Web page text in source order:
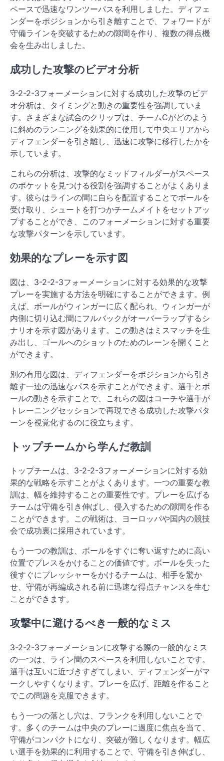
ペースで迅速なワンツーパスを利用しました。ディフェ
ンダーをポジションから引き離すことで、フォワードが
守備ラインを突破するための隙間を作り、複数の得点機
会を生み出しました。
成功した攻撃のビデオ分析
3-2-2-3フォーメーションに対する成功した攻撃のビデ
オ分析は、タイミングと動きの重要性を強調していま
す。さまざまな試合のクリップは、チームCがどのよう
に斜めのランニングを効果的に使用して中央エリアから
ディフェンダーを引き離し、迅速に攻撃に移行したかを
示しています。
これらの分析は、攻撃的なミッドフィルダーがスペース
のポケットを見つける役割を強調することがよくありま
す。彼らはラインの間に自らを配置することでボールを
受け取り、シュートを打つかチームメイトをセットアッ
プすることができ、このフォーメーションに対する重要
な攻撃パターンを示しています。
効果的なプレーを示す図
図は、3-2-2-3フォーメーションに対する効果的な攻撃
プレーを実施する方法を明確にすることができます。例
えば、ボールがウィンガーに広く配られ、ウィンガーが
内側に切り込む間にフルバックがオーバーラップするシ
ナリオを示す図があります。この動きはミスマッチを生
み出し、ゴールへのショットのためのレーンを開くこと
ができます。
別の有用な図は、ディフェンダーをポジションから引き
離す一連の迅速なパスを示すことができます。選手とボ
ールの動きを示すことで、これらの図はコーチや選手が
トレーニングセッションで再現できる成功した攻撃パタ
ーンを視覚化するのに役立ちます。
トップチームから学んだ教訓
トップチームは、3-2-2-3フォーメーションに対する効
果的な戦略を示すことがよくあります。一つの重要な教
訓は、幅を維持することの重要性です。プレーを広げる
チームは守備を引き伸ばし、侵入するための隙間を作る
ことができます。この戦術は、ヨーロッパや国内の競技
会で成功裏に採用されています。
もう一つの教訓は、ボールをすぐに奪い返すために高い
位置でプレスをかけることの価値です。ボールを失った
後すぐにプレッシャーをかけるチームは、相手を驚か
せ、守備が再編成される前に迅速な得点チャンスを生む
ことができます。
攻撃中に避けるべき一般的なミス
3-2-2-3フォーメーションに攻撃する際の一般的なミス
の一つは、ライン間のスペースを利用しないことです。
選手は互いに近づきすぎてしまい、ディフェンダーがマ
ークしやすくなります。プレーを広げ、距離を作ること
でこの問題を克服できます。
もう一つの落とし穴は、フランクを利用しないことで
す。多くのチームは中央のプレーに過度に焦点を当て、
守備がコンパクトになり、突破が難しくなります。幅広
い選手を効果的に利用することで、守備を引き伸ばし、